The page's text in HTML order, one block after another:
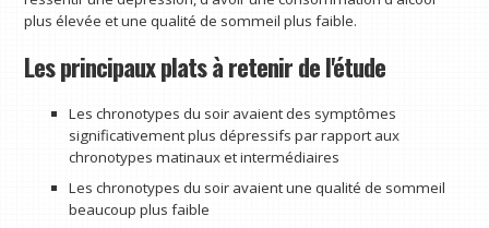
plus élevée et une qualité de sommeil plus faible.
Les principaux plats à retenir de l'étude
Les chronotypes du soir avaient des symptômes
significativement plus dépressifs par rapport aux
chronotypes matinaux et intermédiaires
Les chronotypes du soir avaient une qualité de sommeil
beaucoup plus faible